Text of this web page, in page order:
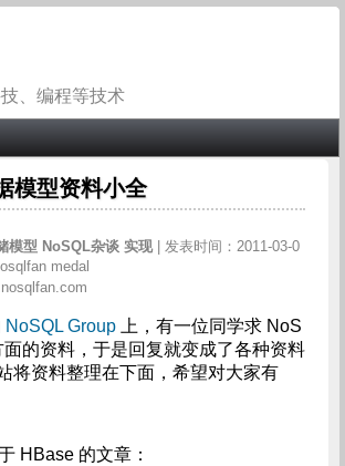
、编程等技术
模型资料小全
模型 NoSQL杂谈 实现
| 发表时间：2011-03-0
medal
NoSQL Group上，有一位同学求 NoS
面的资料，于是回复就变成了各种资料
将资料整理在下面，希望对大家有
HBase 的文章：